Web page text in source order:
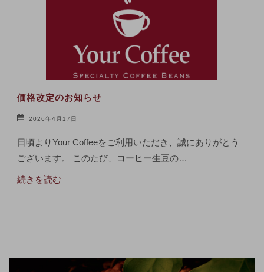
価格改定のお知らせ
2026年4月17日
日頃よりYour Coffeeをご利用いただき、誠にありがとう
ございます。 このたび、コーヒー生豆の…
続きを読む